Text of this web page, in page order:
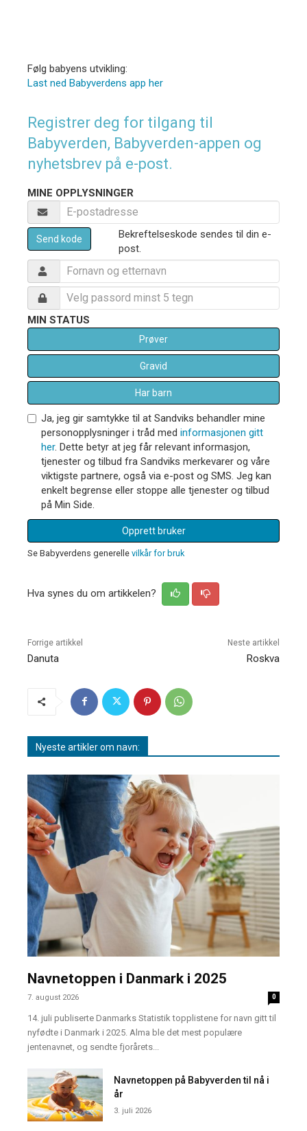
Følg babyens utvikling:
Last ned Babyverdens app her
Registrer deg for tilgang til
Babyverden, Babyverden-appen og
nyhetsbrev på e-post.
MINE OPPLYSNINGER
Send kode
Bekreftelseskode sendes til din e-
post.
MIN STATUS
Prøver
Gravid
Har barn
Ja, jeg gir samtykke til at Sandviks behandler mine
personopplysninger i tråd med informasjonen gitt
her. Dette betyr at jeg får relevant informasjon,
tjenester og tilbud fra Sandviks merkevarer og våre
viktigste partnere, også via e-post og SMS. Jeg kan
enkelt begrense eller stoppe alle tjenester og tilbud
på Min Side.
Opprett bruker
Se Babyverdens generelle vilkår for bruk
Hva synes du om artikkelen?
Forrige artikkel
Danuta
Neste artikkel
Roskva
Nyeste artikler om navn:
Navnetoppen i Danmark i 2025
7. august 2026 0
14. juli publiserte Danmarks Statistik topplistene for navn gitt til
nyfødte i Danmark i 2025. Alma ble det mest populære
jentenavnet, og sendte fjorårets...
Navnetoppen på Babyverden til nå i
år
3. juli 2026